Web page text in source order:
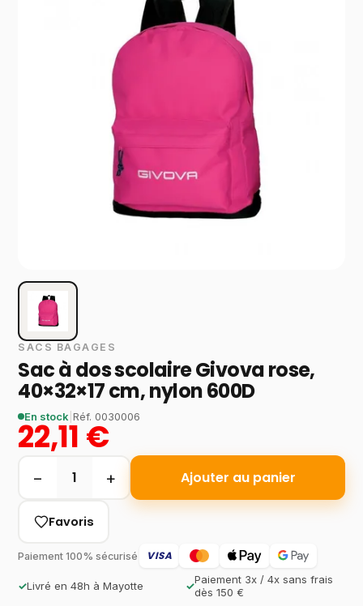
SACS BAGAGES
Sac à dos scolaire Givova rose,
40×32×17 cm, nylon 600D
En stock |Réf.0030006
22,11 €
− 1 + Ajouter au panier
Favoris
Paiement 100% sécurisé VISA
✓Livré en 48h à Mayotte ✓Paiement 3x / 4x sans frais
dès 150 €